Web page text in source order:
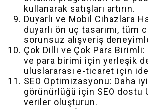
kullanarak satışları artırın.
Duyarlı ve Mobil Cihazlara
duyarlı ön uç tasarımı, tüm
sorunsuz alışveriş
Çok Dilli ve Çok Para
ve para birimi için yerleşik
uluslararası e-ticaret için
SEO Optimizasyonu: Daha
görünürlüğü için SEO dostu
veriler oluşturun.